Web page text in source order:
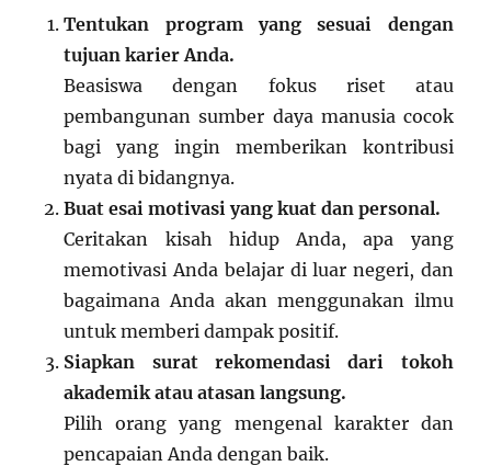
Tentukan program yang sesuai dengan
tujuan karier Anda.
Beasiswa dengan fokus riset atau
pembangunan sumber daya manusia cocok
bagi yang ingin memberikan kontribusi
nyata di bidangnya.
Buat esai motivasi yang kuat dan personal.
Ceritakan kisah hidup Anda, apa yang
memotivasi Anda belajar di luar negeri, dan
bagaimana Anda akan menggunakan ilmu
untuk memberi dampak positif.
Siapkan surat rekomendasi dari tokoh
akademik atau atasan langsung.
Pilih orang yang mengenal karakter dan
pencapaian Anda dengan baik.